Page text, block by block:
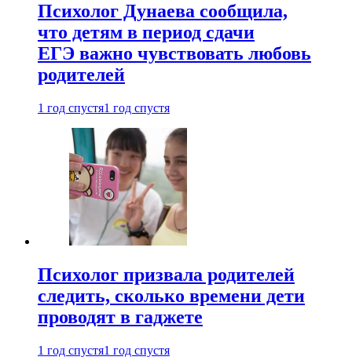
Психолог Дунаева сообщила,
что детям в период сдачи
ЕГЭ важно чувствовать любовь
родителей
1 год спустя1 год спустя
Психолог призвала родителей
следить, сколько времени дети
проводят в гаджете
1 год спустя1 год спустя